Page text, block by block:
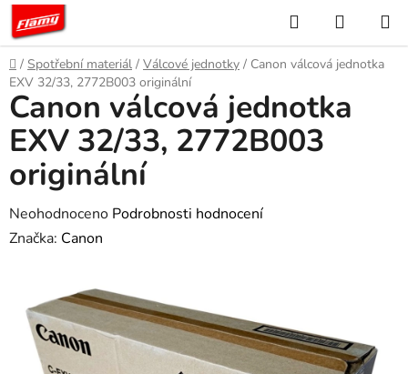
Přejít
obsah
Hledat
KOŠÍK
Domů
/ Spotřební materiál / Válcové jednotky / Canon válcová jednotka
EXV 32/33, 2772B003 originální
Canon válcová jednotka
EXV 32/33, 2772B003
originální
Průměrné
hodnocení
0,0
Neohodnoceno Podrobnosti hodnocení
Značka: Canon